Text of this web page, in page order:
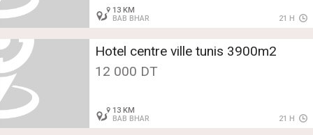
13 KM
BAB BHAR
21 H
Hotel centre ville tunis 3900m2
12 000 DT
13 KM
BAB BHAR
21 H